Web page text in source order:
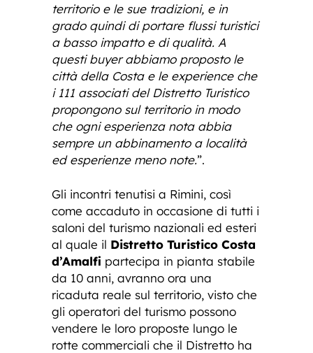
territorio e le sue tradizioni, e in
grado quindi di portare flussi turistici
a basso impatto e di qualità. A
questi buyer abbiamo proposto le
città della Costa e le experience che
i 111 associati del Distretto Turistico
propongono sul territorio in modo
che ogni esperienza nota abbia
sempre un abbinamento a località
ed esperienze meno note.”.
Gli incontri tenutisi a Rimini, così
come accaduto in occasione di tutti i
saloni del turismo nazionali ed esteri
al quale il Distretto Turistico Costa
d’Amalfi partecipa in pianta stabile
da 10 anni, avranno ora una
ricaduta reale sul territorio, visto che
gli operatori del turismo possono
vendere le loro proposte lungo le
rotte commerciali che il Distretto ha